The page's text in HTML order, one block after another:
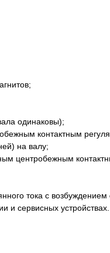
одинаковы);
контактным
на валу;
центробежным
тока с
и сервисных устройствах.